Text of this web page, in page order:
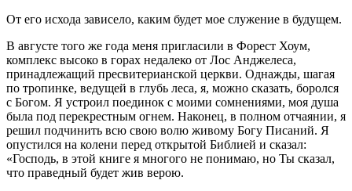
От его исхода зависело, каким будет мое служение в будущем.
В августе того же года меня пригласили в Форест Хоум,
комплекс высоко в горах недалеко от Лос Анджелеса,
принадлежащий пресвитерианской церкви. Однажды, шагая
по тропинке, ведущей в глубь леса, я, можно сказать, боролся
с Богом. Я устроил поединок с моими сомнениями, моя душа
была под перекрестным огнем. Наконец, в полном отчаянии, я
решил подчинить всю свою волю живому Богу Писаний. Я
опустился на колени перед открытой Библией и сказал:
«Господь, в этой книге я многого не понимаю, но Ты сказал,
что праведный будет жив верою.